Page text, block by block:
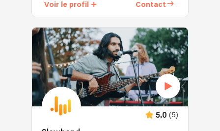
multiples
facettes
qui
comblera
toutes
vos
envies
Voir le profil Contact
5.0 (5)